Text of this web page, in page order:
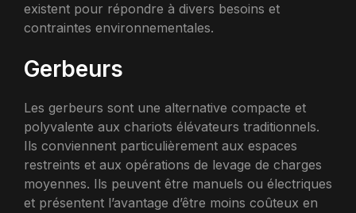
existent pour répondre à divers besoins et
contraintes environnementales.
Gerbeurs
Les gerbeurs sont une alternative compacte et
polyvalente aux chariots élévateurs traditionnels.
Ils conviennent particulièrement aux espaces
restreints et aux opérations de levage de charges
moyennes. Ils peuvent être manuels ou électriques
et présentent l’avantage d’être moins coûteux en